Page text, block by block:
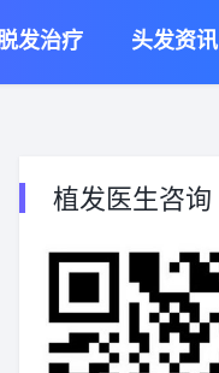
发治疗 头发资讯
植发医生咨询